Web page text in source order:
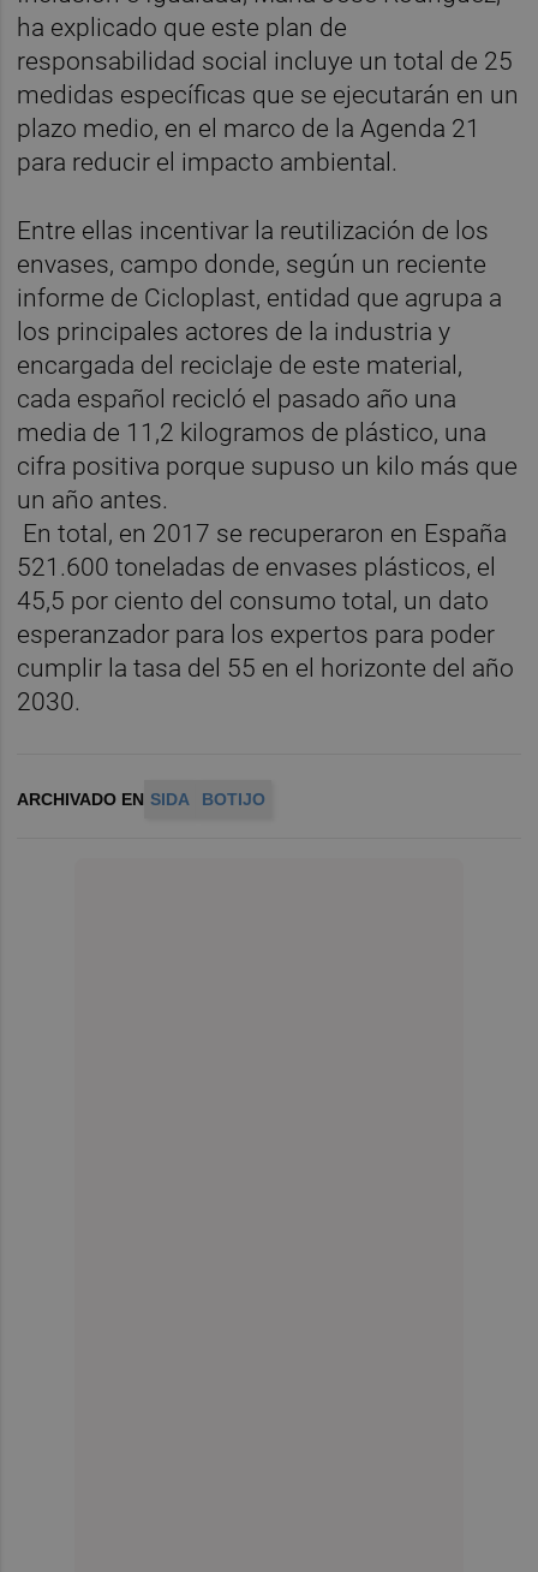
ha explicado que este plan de
responsabilidad social incluye un total de 25
medidas específicas que se ejecutarán en un
plazo medio, en el marco de la Agenda 21
para reducir el impacto ambiental.
Entre ellas incentivar la reutilización de los
envases, campo donde, según un reciente
informe de Cicloplast, entidad que agrupa a
los principales actores de la industria y
encargada del reciclaje de este material,
cada español recicló el pasado año una
media de 11,2 kilogramos de plástico, una
cifra positiva porque supuso un kilo más que
un año antes.
En total, en 2017 se recuperaron en España
521.600 toneladas de envases plásticos, el
45,5 por ciento del consumo total, un dato
esperanzador para los expertos para poder
cumplir la tasa del 55 en el horizonte del año
2030.
ARCHIVADO EN SIDA BOTIJO